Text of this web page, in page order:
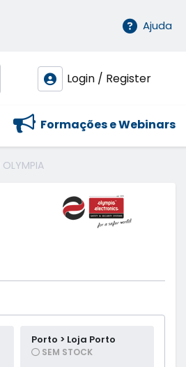
Ajuda
Login / Register
Formações e Webinars
Porto > Loja Porto
SEM STOCK